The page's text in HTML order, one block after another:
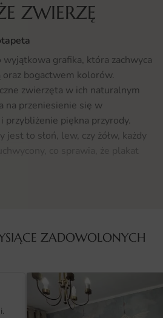
ZWIERZĘ
grafika, która zachwyca
oraz bogactwem kolorów.
zwierzęta w ich naturalnym
na przeniesienie się w
przybliżenie piękna przyrody.
jest to słoń, lew, czy żółw, każdy
co sprawia, że plakat
nowoczesnych mieszkań po
idealnym uzupełnieniem
biurowej, wprowadzając
i harmonii z naturą.
przyrody, to
ZADOWOLONYCH